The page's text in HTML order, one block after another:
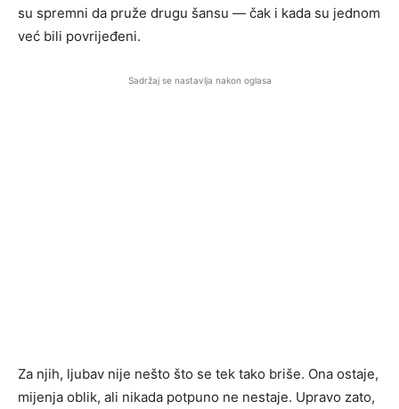
su spremni da pruže drugu šansu — čak i kada su jednom
već bili povrijeđeni.
Sadržaj se nastavlja nakon oglasa
Za njih, ljubav nije nešto što se tek tako briše. Ona ostaje,
mijenja oblik, ali nikada potpuno ne nestaje. Upravo zato,